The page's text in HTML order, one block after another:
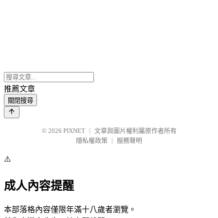
推薦文章
關閉搜尋
© 2026 PIXNET
文章與圖片權利屬原作者所有
隱私權政策
服務聲明
⚠️
成人內容提醒
本部落格內容僅限年滿十八歲者瀏覽。